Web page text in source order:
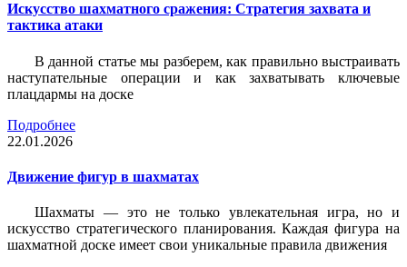
Искусство шахматного сражения: Стратегия захвата и
тактика атаки
В данной статье мы разберем, как правильно выстраивать
наступательные операции и как захватывать ключевые
плацдармы на доске
Подробнее
22.01.2026
Движение фигур в шахматах
Шахматы — это не только увлекательная игра, но и
искусство стратегического планирования. Каждая фигура на
шахматной доске имеет свои уникальные правила движения